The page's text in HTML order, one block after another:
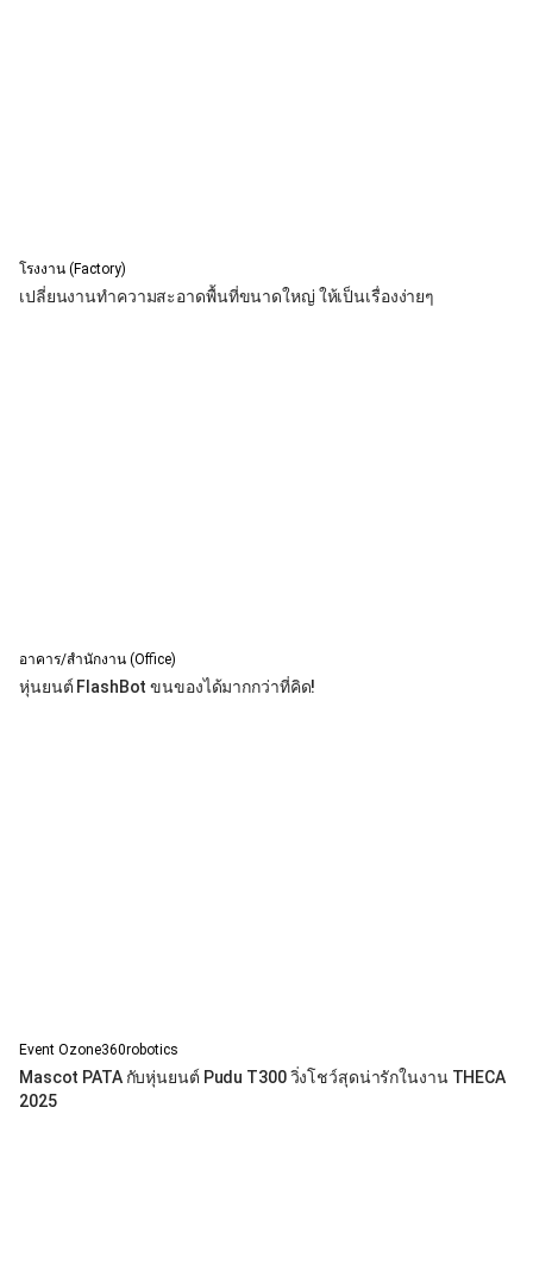
โรงงาน (Factory)
เปลี่ยนงานทำความสะอาดพื้นที่ขนาดใหญ่ ให้เป็นเรื่องง่ายๆ
อาคาร/สำนักงาน (Office)
หุ่นยนต์ FlashBot ขนของได้มากกว่าที่คิด!
Event Ozone360robotics
Mascot PATA กับหุ่นยนต์ Pudu T300 วิ่งโชว์สุดน่ารักในงาน THECA
2025